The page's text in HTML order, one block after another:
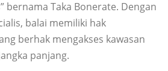
bernama Taka Bonerate. Dengan
balai memiliki hak
berhak mengakses kawasan
panjang.